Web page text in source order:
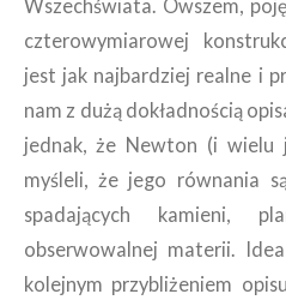
Wszechświata. Owszem,
czterowymiarowej
jest jak najbardziej realne i
nam z dużą dokładnością
jednak, że Newton (i wielu
myśleli, że jego równania
spadających kamieni,
obserwowalnej materii.
kolejnym przybliżeniem